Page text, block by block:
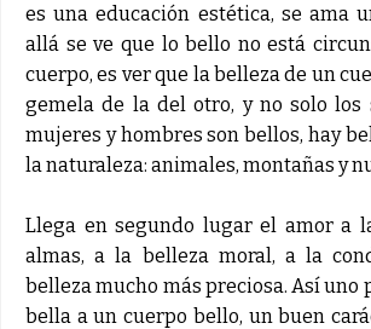
es una educación estética, se ama
allá se ve que lo bello no está
cuerpo, es ver que la belleza de un
gemela de la del otro, y no solo los
mujeres y hombres son bellos, hay
la naturaleza: animales, montañas y
Llega en segundo lugar el amor a
almas, a la belleza moral, a la
belleza mucho más preciosa. Así uno
bella a un cuerpo bello, un buen